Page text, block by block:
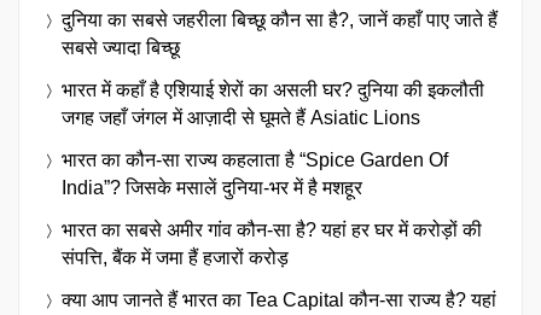
दुनिया का सबसे जहरीला बिच्छू कौन सा है?, जानें कहाँ पाए जाते हैं
सबसे ज्यादा बिच्छू
भारत में कहाँ है एशियाई शेरों का असली घर? दुनिया की इकलौती
जगह जहाँ जंगल में आज़ादी से घूमते हैं Asiatic Lions
भारत का कौन-सा राज्य कहलाता है “Spice Garden Of
India”? जिसके मसालें दुनिया-भर में है मशहूर
भारत का सबसे अमीर गांव कौन-सा है? यहां हर घर में करोड़ों की
संपत्ति, बैंक में जमा हैं हजारों करोड़
क्या आप जानते हैं भारत का Tea Capital कौन-सा राज्य है? यहां